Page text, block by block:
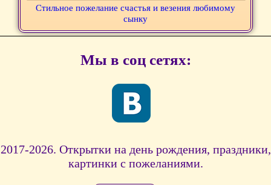
Стильное пожелание счастья и везения любимому
сынку
Мы в соц сетях:
2017-2026. Открытки на день рождения, праздники,
картинки с пожеланиями.